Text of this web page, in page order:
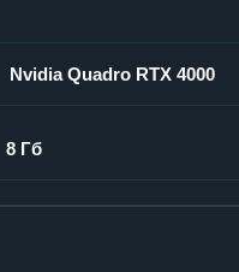
Nvidia Quadro RTX 4000
8 Гб